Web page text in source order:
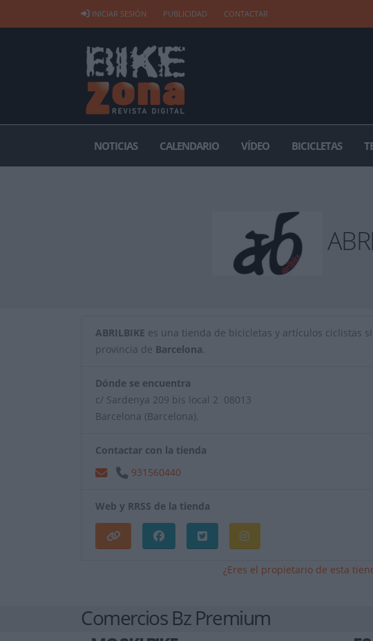
INICIAR SESIÓN PUBLICIDAD CONTACTAR
NOTICIAS CALENDARIO VÍDEO BICICLETAS
ABRILBIKE es una tienda de bicicletas y artículos ciclistas
provincia de Barcelona.
Dónde se encuentra
c/ Sardenya 209 bis local 2 08013
Barcelona (Barcelona).
Contactar con la tienda
931560440
Web y RRSS de la tienda
¿Eres el propietario de esta
Comercios Bz Premium